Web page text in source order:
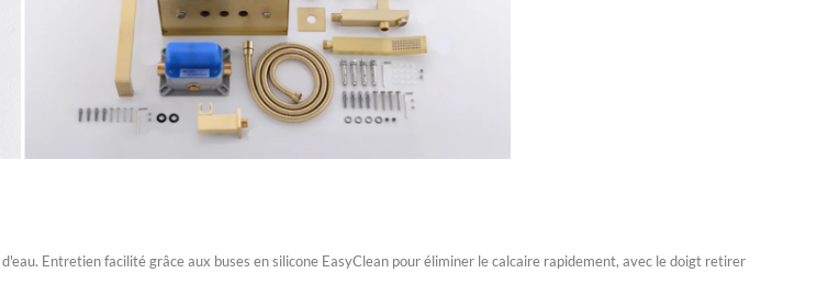
Entretien facilité grâce aux buses en silicone EasyClean pour éliminer le calcaire rapidement, avec le doigt retirer